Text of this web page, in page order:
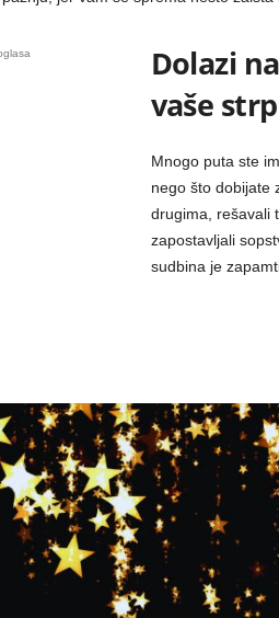
Dolazi
vaše
Mnogo puta ste
nego što dobijate
drugima, rešavali
zapostavljali
sudbina je